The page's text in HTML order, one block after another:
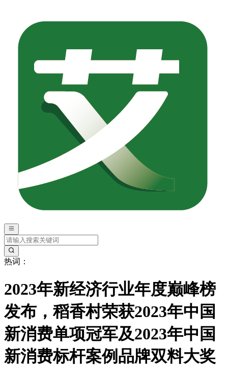
热词：
2023年新经济行业年度巅峰榜
发布，稻香村荣获2023年中国
新消费单项冠军及2023年中国
新消费标杆案例品牌双料大奖